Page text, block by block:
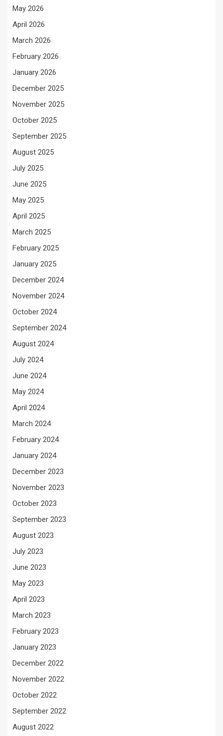
May 2026
April 2026
March 2026
February 2026
January 2026
December 2025
November 2025
October 2025
September 2025
August 2025
July 2025
June 2025
May 2025
April 2025
March 2025
February 2025
January 2025
December 2024
November 2024
October 2024
September 2024
August 2024
July 2024
June 2024
May 2024
April 2024
March 2024
February 2024
January 2024
December 2023
November 2023
October 2023
September 2023
August 2023
July 2023
June 2023
May 2023
April 2023
March 2023
February 2023
January 2023
December 2022
November 2022
October 2022
September 2022
August 2022